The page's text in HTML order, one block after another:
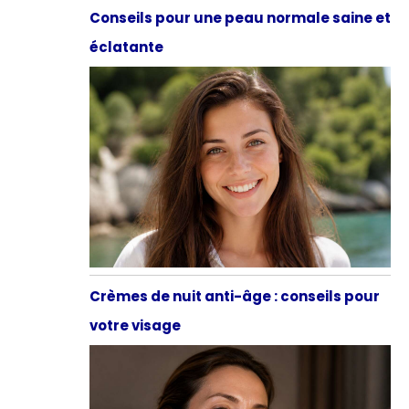
Conseils pour une peau normale saine et
éclatante
Crèmes de nuit anti-âge : conseils pour
votre visage